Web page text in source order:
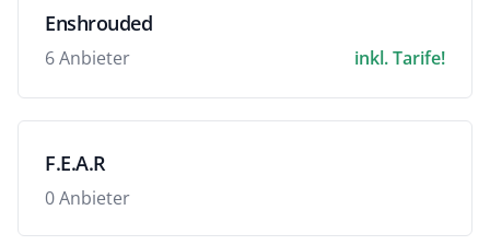
Enshrouded
6 Anbieter inkl. Tarife!
F.E.A.R
0 Anbieter